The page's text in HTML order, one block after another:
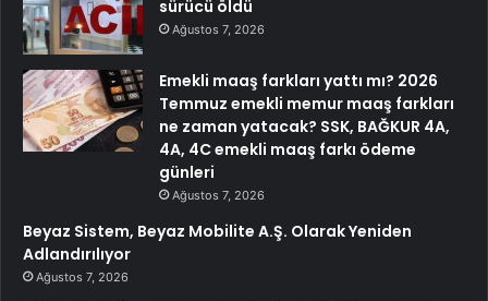
sürücü öldü
Ağustos 7, 2026
Emekli maaş farkları yattı mı? 2026
Temmuz emekli memur maaş farkları
ne zaman yatacak? SSK, BAĞKUR 4A,
4A, 4C emekli maaş farkı ödeme
günleri
Ağustos 7, 2026
Beyaz Sistem, Beyaz Mobilite A.Ş. Olarak Yeniden
Adlandırılıyor
Ağustos 7, 2026